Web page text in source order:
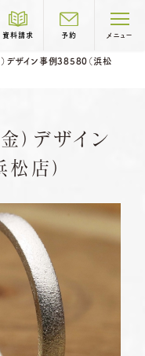
資料請求 予約 メニュー
婚約指輪
結婚記念日リング
デザイン事例38580（浜松
）デザイン
店）
265-2756
週水曜日
261-6676
週水曜日